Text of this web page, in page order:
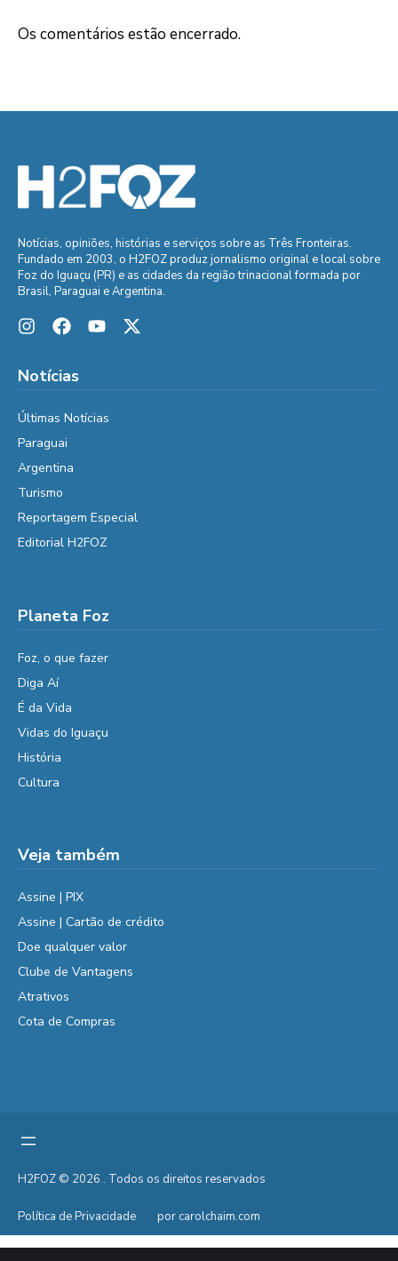
Os comentários estão encerrado.
Notícias, opiniões, histórias e serviços sobre as Três Fronteiras.
Fundado em 2003, o H2FOZ produz jornalismo original e local sobre
Foz do Iguaçu (PR) e as cidades da região trinacional formada por
Brasil, Paraguai e Argentina.
Notícias
Últimas Notícias
Paraguai
Argentina
Turismo
Reportagem Especial
Editorial H2FOZ
Planeta Foz
Foz, o que fazer
Diga Aí
É da Vida
Vidas do Iguaçu
História
Cultura
Veja também
Assine | PIX
Assine | Cartão de crédito
Doe qualquer valor
Clube de Vantagens
Atrativos
Cota de Compras
H2FOZ © 2026 . Todos os direitos reservados
Política de Privacidade por carolchaim.com